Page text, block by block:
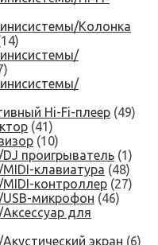
Колонка
Hi-Fi-плеер (49)
(41)
(10)
проигрыватель (1)
клавиатура (48)
контроллер (27)
микрофон (46)
для
экран (6)